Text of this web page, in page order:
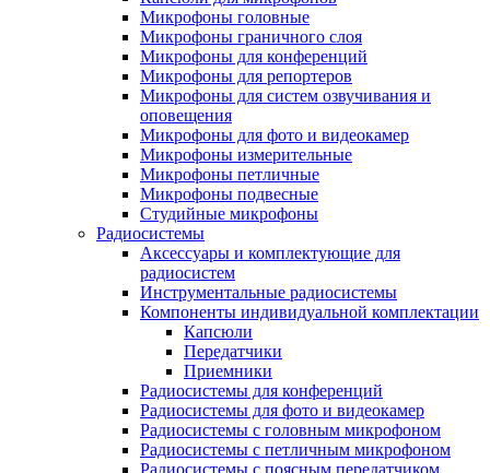
Микрофоны головные
Микрофоны граничного слоя
Микрофоны для конференций
Микрофоны для репортеров
Микрофоны для систем озвучивания и
оповещения
Микрофоны для фото и видеокамер
Микрофоны измерительные
Микрофоны петличные
Микрофоны подвесные
Студийные микрофоны
Радиосистемы
Аксессуары и комплектующие для
радиосистем
Инструментальные радиосистемы
Компоненты индивидуальной комплектации
Капсюли
Передатчики
Приемники
Радиосистемы для конференций
Радиосистемы для фото и видеокамер
Радиосистемы с головным микрофоном
Радиосистемы с петличным микрофоном
Радиосистемы с поясным передатчиком